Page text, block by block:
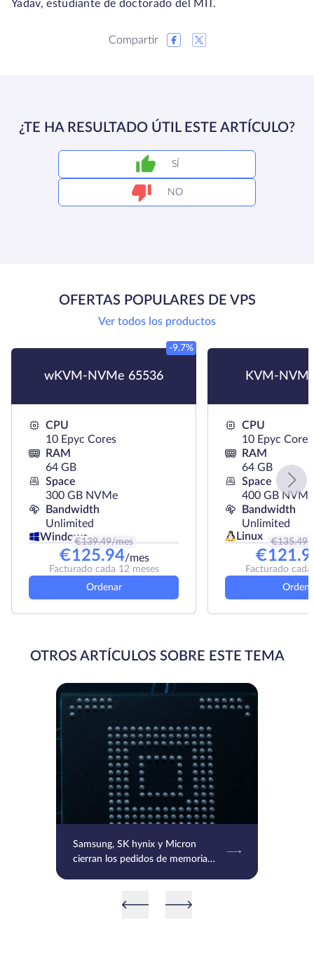
Yadav, estudiante de doctorado del MIT.
Compartir
¿TE HA RESULTADO ÚTIL ESTE ARTÍCULO?
SÍ
NO
OFERTAS POPULARES DE VPS
Ver todos los productos
wKVM-NVMe 65536
-9.7%
CPU
10 Epyc Cores
RAM
64 GB
Space
300 GB NVMe
Bandwidth
Unlimited
Windows
€139.49/mes
€125.94/mes
Facturado cada 12 meses
Ordenar
KVM-
CPU
10 Epyc Cores
RAM
64 GB
Space
400 GB NVMe
Bandwidth
Unlimited
Linux
€135.49/
€
Facturado
OTROS ARTÍCULOS SOBRE ESTE TEMA
Samsung, SK hynix y Micron
cierran los pedidos de memoria